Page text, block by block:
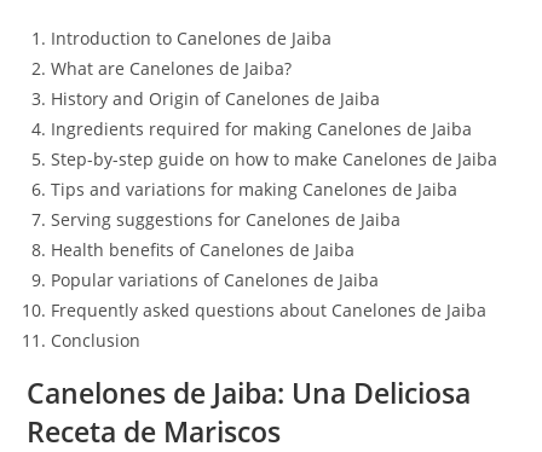
Introduction to Canelones de Jaiba
What are Canelones de Jaiba?
History and Origin of Canelones de Jaiba
Ingredients required for making Canelones de Jaiba
Step-by-step guide on how to make Canelones de Jaiba
Tips and variations for making Canelones de Jaiba
Serving suggestions for Canelones de Jaiba
Health benefits of Canelones de Jaiba
Popular variations of Canelones de Jaiba
Frequently asked questions about Canelones de Jaiba
Conclusion
Canelones de Jaiba: Una Deliciosa
Receta de Mariscos